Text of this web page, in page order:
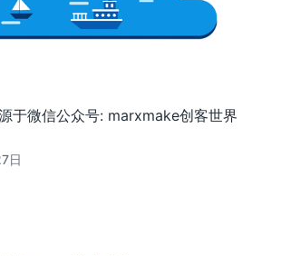
于微信公众号: marxmake创客世界
日